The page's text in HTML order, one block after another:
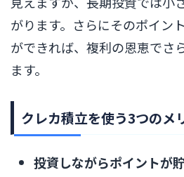
がります。さらにそのポイン
ができれば、複利の恩恵でさ
ます。
クレカ積立を使う3つのメ
投資しながらポイントが